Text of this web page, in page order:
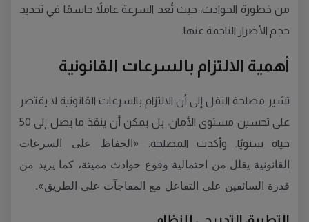
من خطورة الحوادث، حيث تُعد السرعة عاملاً حاسمًا في تحديد
حجم الأضرار الناجمة عنها.
أهمية الالتزام بالسرعات القانونية
تشير مصلحة النقل إلى أن الالتزام بالسرعات القانونية لا يقتصر
على تحسين مستوى الأمان، بل يمكن أن ينقذ ما يصل إلى 50
حياة سنويًا. وأكدت المصلحة: «الحفاظ على السرعات
القانونية يقلل من احتمالية وقوع حوادث مميتة، كما يزيد من
قدرة السائقين على التفاعل مع المفاجآت على الطريق».